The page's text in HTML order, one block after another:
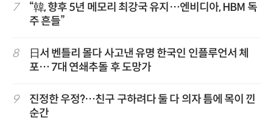
7
“韓, 향후 5년 메모리 최강국 유지…엔비디아, HBM 독
주 흔들”
8
日서 벤틀리 몰다 사고낸 유명 한국인 인플루언서 체
포… 7대 연쇄추돌 후 도망가
9
진정한 우정?…친구 구하려다 둘 다 의자 틈에 목이 낀
순간